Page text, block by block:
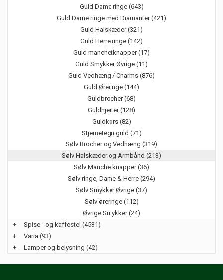
Guld Dame ringe (643)
Guld Dame ringe med Diamanter (421)
Guld Halskæder (321)
Guld Herre ringe (142)
Guld manchetknapper (17)
Guld Smykker Øvrige (11)
Guld Vedhæng / Charms (876)
Guld Øreringe (144)
Guldbrocher (68)
Guldhjerter (128)
Guldkors (82)
Stjernetegn guld (71)
Sølv Brocher og Vedhæng (319)
Sølv Halskæder og Armbånd (213)
Sølv Manchetknapper (36)
Sølv ringe, Dame & Herre (294)
Sølv Smykker Øvrige (37)
Sølv øreringe (112)
Øvrige Smykker (24)
+
Spise - og kaffestel (4531)
+
Varia (93)
+
Lamper og belysning (42)